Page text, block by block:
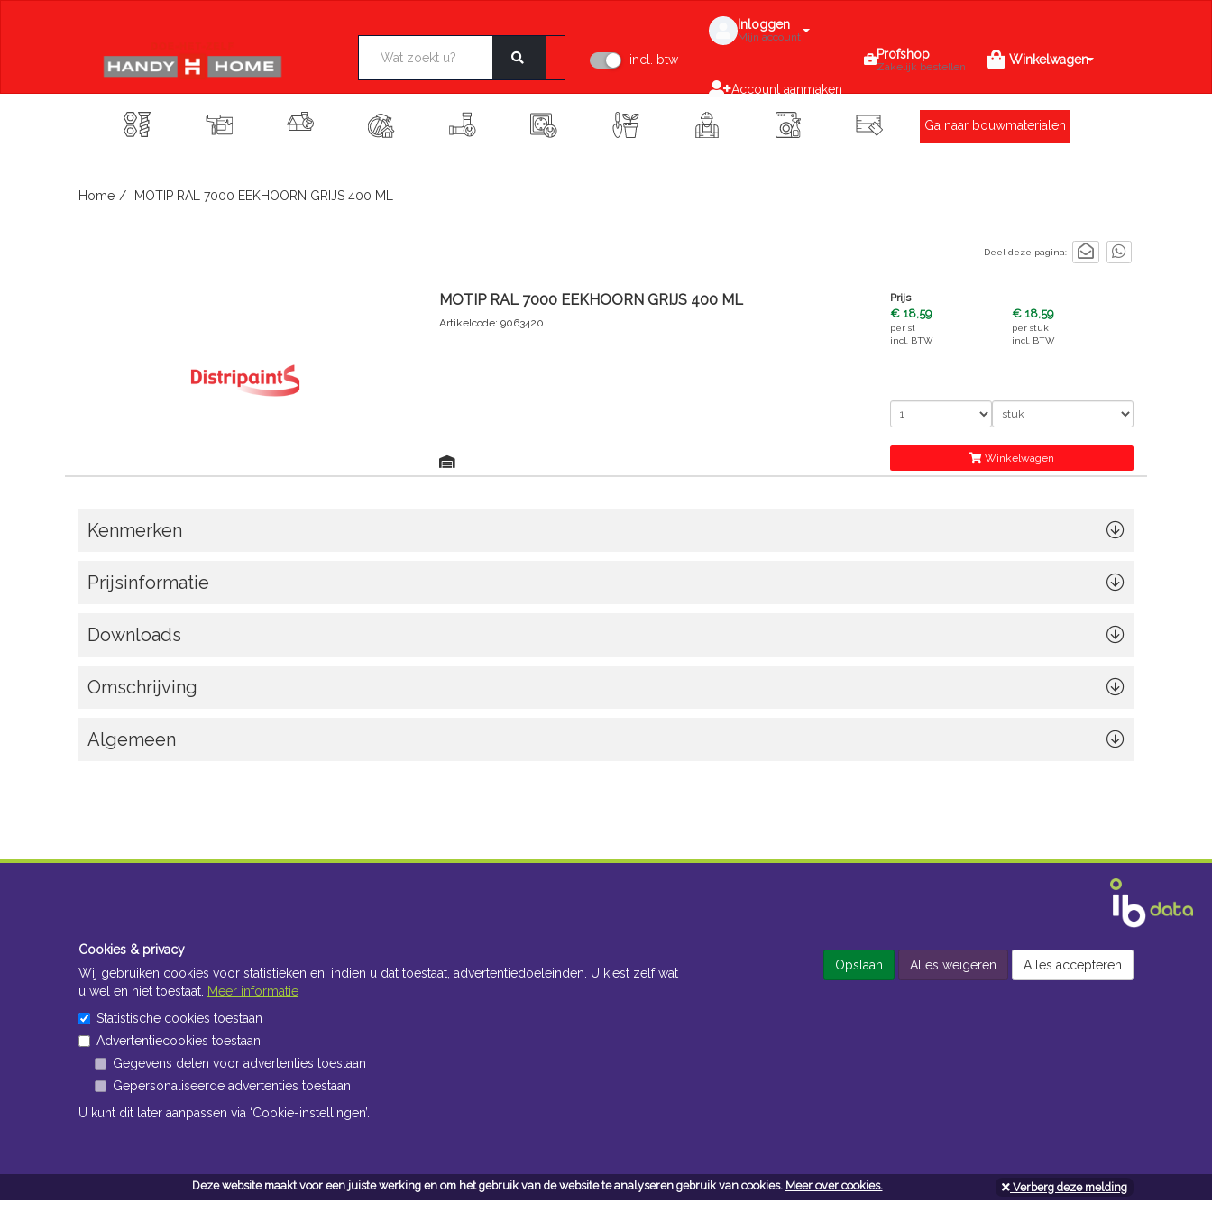
Deze website maakt voor een juiste werking en om het gebruik van de website te analyseren gebruik van cookies. Meer over cookies. Verberg deze melding
incl. btw
Inloggen
Mijn account
Account aanmaken
Profshop
Zakelijk bestellen Winkelwagen
Ga naar bouwmaterialen
Home MOTIP RAL 7000 EEKHOORN GRIJS 400 ML
Deel deze pagina:
MOTIP RAL 7000 EEKHOORN GRIJS 400 ML
Artikelcode: 9063420
Prijs
€ 18,59
per st
incl. BTW
€ 18,59
per stuk
incl. BTW
Winkelwagen
Kenmerken
Prijsinformatie
Downloads
Omschrijving
Algemeen
Contacteer ons Openingsuren toonzaal Openingsuren doe-het-zelf
Cookies & privacy
Wij gebruiken cookies voor statistieken en, indien u dat toestaat, advertentiedoeleinden. U kiest zelf wat
u wel en niet toestaat. Meer informatie
Statistische cookies toestaan
Advertentiecookies toestaan
Gegevens delen voor advertenties toestaan
Gepersonaliseerde advertenties toestaan
U kunt dit later aanpassen via ‘Cookie-instellingen’.
Opslaan Alles weigeren Alles accepteren